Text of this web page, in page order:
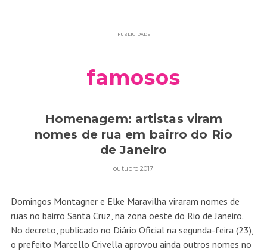
PUBLICIDADE
famosos
Homenagem: artistas viram
nomes de rua em bairro do Rio
de Janeiro
outubro 2017
Domingos Montagner e Elke Maravilha viraram nomes de
ruas no bairro Santa Cruz, na zona oeste do Rio de Janeiro.
No decreto, publicado no Diário Oficial na segunda-feira (23),
o prefeito Marcello Crivella aprovou ainda outros nomes no